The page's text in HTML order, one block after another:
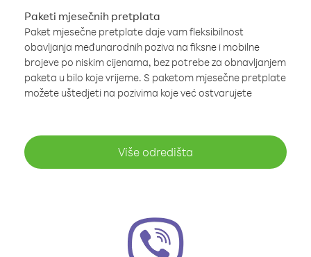
Paketi mjesečnih pretplata
Paket mjesečne pretplate daje vam fleksibilnost
obavljanja međunarodnih poziva na fiksne i mobilne
brojeve po niskim cijenama, bez potrebe za obnavljanjem
paketa u bilo koje vrijeme. S paketom mjesečne pretplate
možete uštedjeti na pozivima koje već ostvarujete
Više odredišta